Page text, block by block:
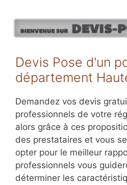
contenu
Devis Pose d'un
département
Demandez vos devis
professionnels de votre
alors grâce à ces
des prestataires et vous
opter pour le meilleur
professionnels vous
déterminer les